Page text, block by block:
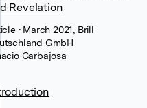
Revelation
• March 2021, Brill
GmbH
Carbajosa